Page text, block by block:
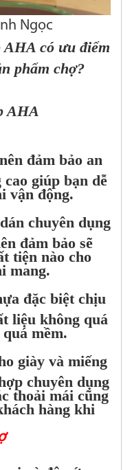
Ngọc
AHA có ưu điểm
phẩm chợ?
AHA
đảm bảo an
giúp bạn dễ
vận động.
chuyên dụng
đảm bảo sẽ
tiện nào cho
mang.
đặc biệt chịu
liệu không quá
mềm.
giày và miếng
chuyên dụng
thoải mái cũng
hàng khi